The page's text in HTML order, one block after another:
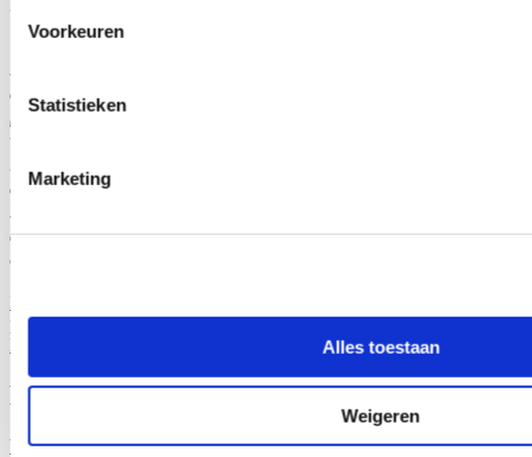
Voorkeuren
Statistieken
Marketing
Alles toestaan
Weigeren
31/07/26
schenkbelasting, maar liefst 18,3 procent meer dan in 2024 en een
absoluut record. Dat blijkt uit nieuwe cijfers die Vlaams
parlementslid Katrien Schryvers (cd&v) opvroeg. Tegenover 2022
werd zelfs de helft meer ingekohierd. “Veel Vlamingen kiezen er al
bij leven voor om een deel van hun vermogen door te geven aan
de volgende generatie. Dat is sinds de hervorming van de erf- en
schenkbelasting in 2015 fiscaal voordeliger dan na het overlijden”,
duidt Schryvers. “Het is een win-win: mensen geven hun geliefden
een duwtje in de rug én het geeft een boost aan de economie.”
Lees meer
parlementschenkbelasting
Meer nieuws
Mijn thema's
Welzijn & Gezondheid